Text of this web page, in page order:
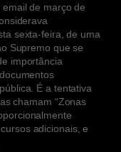
de março de
sexta-feira, de uma
Supremo que se
importância
É a tentativa
chamam “Zonas
adicionais, e